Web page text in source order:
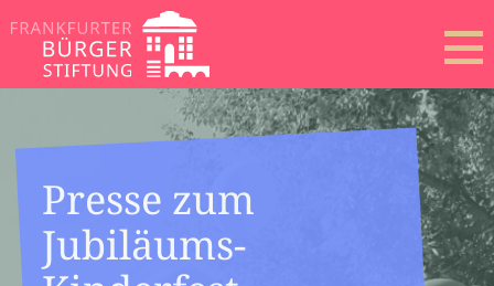
Presse zum
Jubiläums-